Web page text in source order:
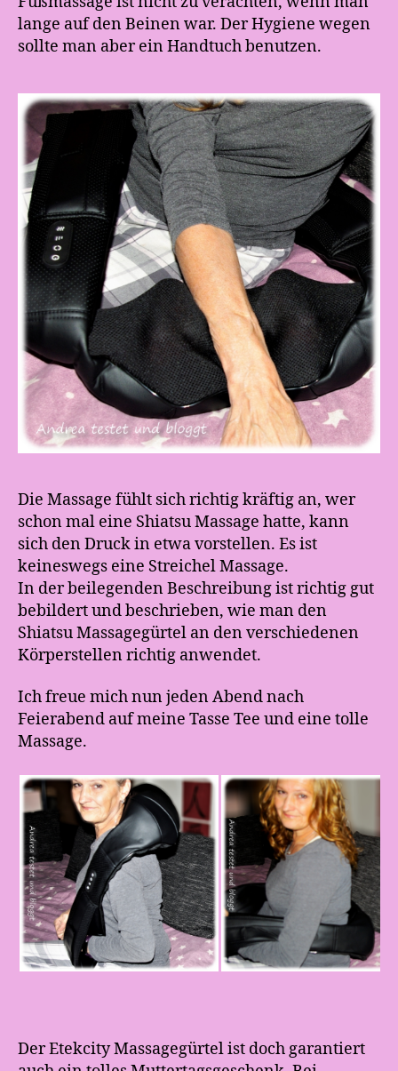
lange auf den Beinen war. Der Hygiene wegen
sollte man aber ein Handtuch benutzen.
Die Massage fühlt sich richtig kräftig an, wer
schon mal eine Shiatsu Massage hatte, kann
sich den Druck in etwa vorstellen. Es ist
keineswegs eine Streichel Massage.
In der beilegenden Beschreibung ist richtig gut
bebildert und beschrieben, wie man den
Shiatsu Massagegürtel an den verschiedenen
Körperstellen richtig anwendet.
Ich freue mich nun jeden Abend nach
Feierabend auf meine Tasse Tee und eine tolle
Massage.
Der Etekcity Massagegürtel ist doch garantiert